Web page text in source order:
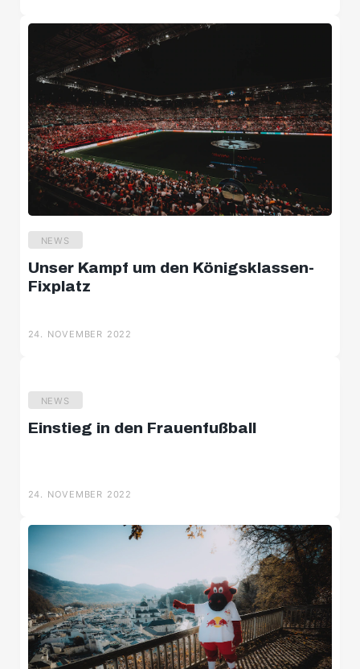
NEWS
Unser Kampf um den Königsklassen-
Fixplatz
24. NOVEMBER 2022
NEWS
Einstieg in den Frauenfußball